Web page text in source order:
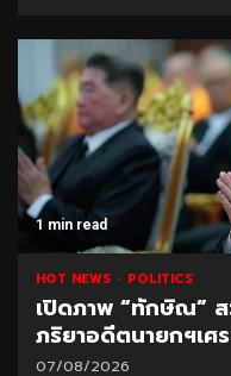
1 min read
HOT NEWS POLITICS
เปิดภาพ “ทักษิณ”
ภริยาอดีตนายกฯเศ
07/08/2026